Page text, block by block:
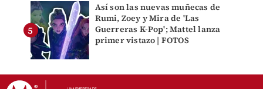
Así son las nuevas muñecas de
Rumi, Zoey y Mira de 'Las
Guerreras K-Pop'; Mattel lanza
primer vistazo | FOTOS